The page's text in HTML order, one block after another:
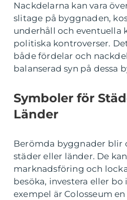
Nackdelarna kan vara
slitage på byggnaden,
underhåll och eventuella
politiska kontroverser.
både fördelar och
balanserad syn på dessa
Symboler för
Länder
Berömda byggnader blir
städer eller länder. De
marknadsföring och
besöka, investera eller bo
exempel är Colosseum